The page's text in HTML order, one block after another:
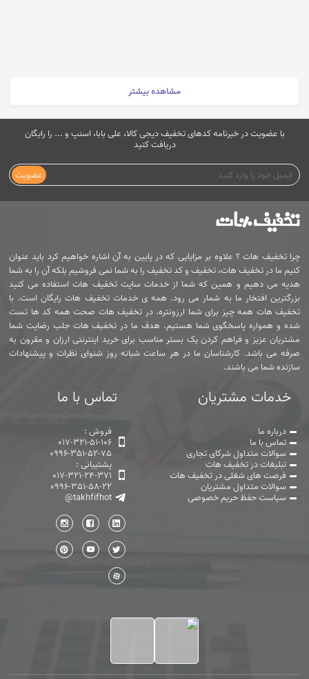
مشاهده بیشتر
با عضویت در خبرنامه کدهای تخفیف دیجی کالا، علی بابا، اسنپ و ... را رایگان
دریافت کنید
عضویت
چرا تخفیف هات ؟ علاوه بر مزایایی که در پایین به آن اشاره خواهیم کرد باید عنوان
کنیم ما در تخفیف هات، تخفیف و کد تخفیف را به شما نمی فروشیم بلکه آن را به شما
هدیه می دهیم و همین که شما از خدمات سایت تخفیف هات استفاده می کنید
بزرگترین افتخار ما به شمار می رود. همه ی خدمات تخفیف هات رایگان است. با
تخفیف هات همه چیز برای شما ارزونتره. در تخفیف هات صحت همه کد ها تست
شده و همواره پاسخگوی شما هستیم. هدف ما در تخفیف هات جلب رضایت شما
مشتریان عزیز و فراهم کردن یک بستر مناسب برای خرید اینترنتی ارزان و مقرون به
صرفه می باشد. کارشناسان ما در هر ساعت شبانه روز شنوای نظرات و پیشنهادات
سازنده شما می باشند.
خدمات مشتریان
درباره ما
تماس با ما
سوالات متداول شرکای تجاری
تبلیغات در تخفیف هات
فرصت های شغلی در تخفیف هات
سوالات متداول مشتریان
سیاست حفظ حریم خصوصی
تماس با ما
فروش :
017-321-51-106
0996-351-52-75
پشتیبانی :
017-321-24-371
0996-351-58-22
@takhfifhot